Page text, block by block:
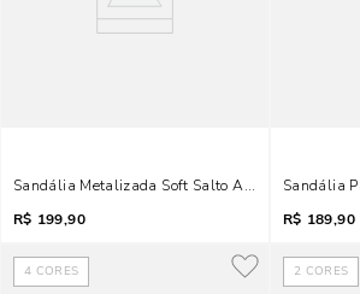
Sandália Metalizada Soft Salto Alto Dourada
R$ 199,90
Sandália
R$ 189,90
4 CORES 2 CORES